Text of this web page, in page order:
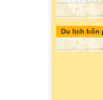
Du lịch bốn